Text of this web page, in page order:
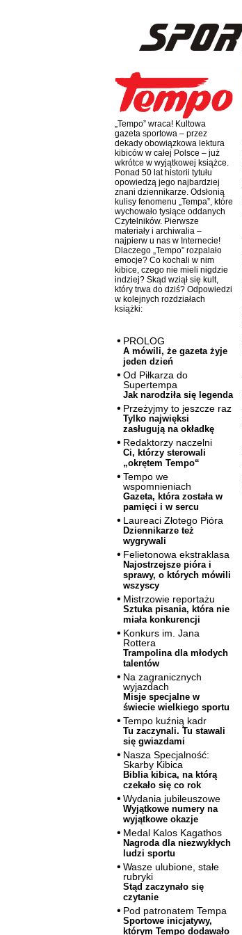
„Tempo” wraca! Kultowa
gazeta sportowa – przez
dekady obowiązkowa lektura
kibiców w całej Polsce – już
wkrótce w wyjątkowej książce.
Ponad 50 lat historii tytułu
opowiedzą jego najbardziej
znani dziennikarze. Odsłonią
kulisy fenomenu „Tempa”, które
wychowało tysiące oddanych
Czytelników. Pierwsze
materiały i archiwalia –
najpierw u nas w Internecie!
Dlaczego „Tempo” rozpalało
emocje? Co kochali w nim
kibice, czego nie mieli nigdzie
indziej? Skąd wziął się kult,
który trwa do dziś? Odpowiedzi
w kolejnych rozdziałach
książki:
PROLOG
A mówili, że gazeta żyje
jeden dzień
Od Piłkarza do
Supertempa
Jak narodziła się legenda
Przeżyjmy to jeszcze raz
Tylko najwięksi
zasługują na okładkę
Redaktorzy naczelni
Ci, którzy sterowali
„okrętem Tempo“
Tempo we
wspomnieniach
Gazeta, która została w
pamięci i w sercu
Laureaci Złotego Pióra
Dziennikarze też
wygrywali
Felietonowa ekstraklasa
Najostrzejsze pióra i
sprawy, o których mówili
wszyscy
Mistrzowie reportażu
Sztuka pisania, która nie
miała konkurencji
Konkurs im. Jana
Rottera
Trampolina dla młodych
talentów
Na zagranicznych
wyjazdach
Misje specjalne w
świecie wielkiego sportu
Tempo kuźnią kadr
Tu zaczynali. Tu stawali
się gwiazdami
Nasza Specjalność:
Skarby Kibica
Biblia kibica, na którą
czekało się co rok
Wydania jubileuszowe
Wyjątkowe numery na
wyjątkowe okazje
Medal Kalos Kagathos
Nagroda dla niezwykłych
ludzi sportu
Wasze ulubione, stałe
rubryki
Stąd zaczynało się
czytanie
Pod patronatem Tempa
Sportowe inicjatywy,
którym Tempo dodawało